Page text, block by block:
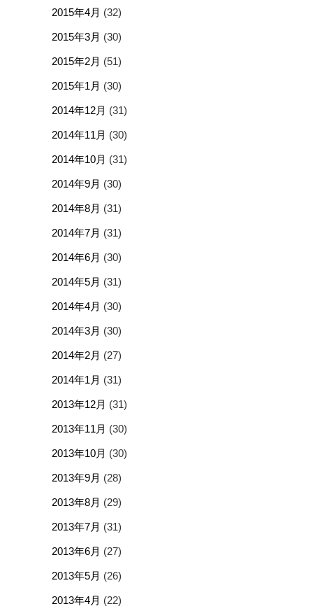
2015年4月 (32)
2015年3月 (30)
2015年2月 (51)
2015年1月 (30)
2014年12月 (31)
2014年11月 (30)
2014年10月 (31)
2014年9月 (30)
2014年8月 (31)
2014年7月 (31)
2014年6月 (30)
2014年5月 (31)
2014年4月 (30)
2014年3月 (30)
2014年2月 (27)
2014年1月 (31)
2013年12月 (31)
2013年11月 (30)
2013年10月 (30)
2013年9月 (28)
2013年8月 (29)
2013年7月 (31)
2013年6月 (27)
2013年5月 (26)
2013年4月 (22)